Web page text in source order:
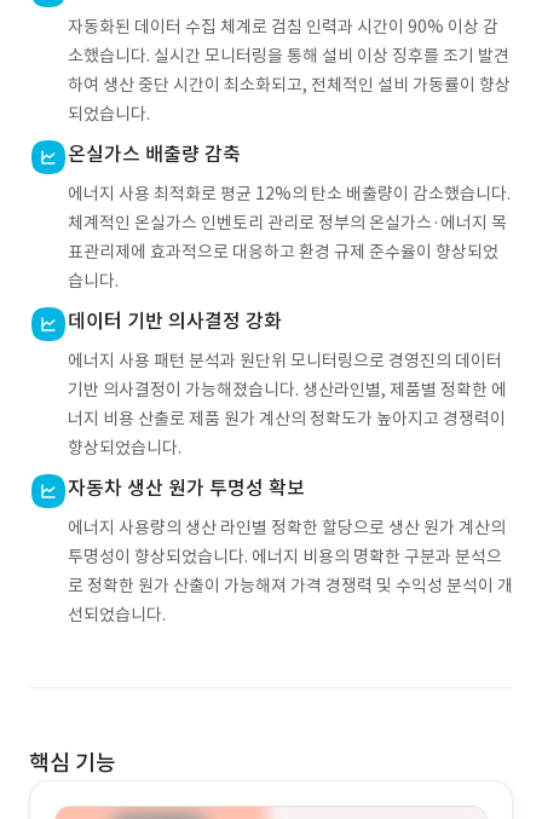
자동화된 데이터 수집 체계로 검침 인력과 시간이 90% 이상 감
소했습니다. 실시간 모니터링을 통해 설비 이상 징후를 조기 발견
하여 생산 중단 시간이 최소화되고, 전체적인 설비 가동률이 향상
되었습니다.
온실가스 배출량 감축
에너지 사용 최적화로 평균 12%의 탄소 배출량이 감소했습니다.
체계적인 온실가스 인벤토리 관리로 정부의 온실가스·에너지 목
표관리제에 효과적으로 대응하고 환경 규제 준수율이 향상되었
습니다.
데이터 기반 의사결정 강화
에너지 사용 패턴 분석과 원단위 모니터링으로 경영진의 데이터
기반 의사결정이 가능해졌습니다. 생산라인별, 제품별 정확한 에
너지 비용 산출로 제품 원가 계산의 정확도가 높아지고 경쟁력이
향상되었습니다.
자동차 생산 원가 투명성 확보
에너지 사용량의 생산 라인별 정확한 할당으로 생산 원가 계산의
투명성이 향상되었습니다. 에너지 비용의 명확한 구분과 분석으
로 정확한 원가 산출이 가능해져 가격 경쟁력 및 수익성 분석이 개
선되었습니다.
핵심 기능